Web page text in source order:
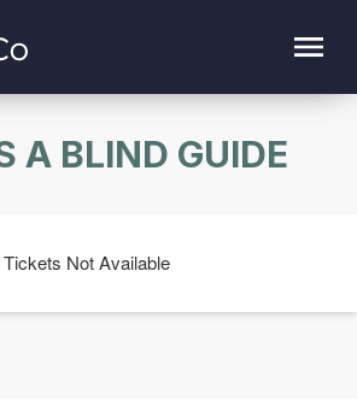
A BLIND GUIDE
Tickets Not Available